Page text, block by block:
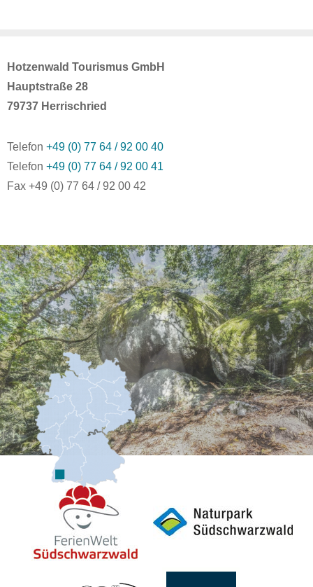
Hotzenwald Tourismus GmbH
Hauptstraße 28
79737 Herrischried
Telefon +49 (0) 77 64 / 92 00 40
Telefon +49 (0) 77 64 / 92 00 41
Fax +49 (0) 77 64 / 92 00 42